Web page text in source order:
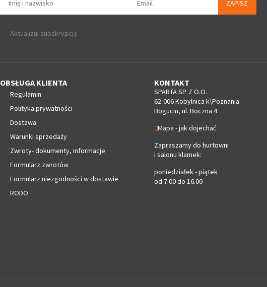
ZAPISZ
Aktualizuj subskrypcję
OBSŁUGA KLIENTA
Regulamin
Polityka prywatności
Dostawa
Warunki sprzedaży
Zwroty- dokumenty, informacje
Formularz zwrotów
Formularz niezgodności w dostawie
RODO
KONTAKT
SPARTA SP. Z O.O.
62-006 Kobylnica k\Poznania
Bogucin, ul. Boczna 4
Mapa - jak dojechać
Zapraszamy do hurtowni
i salonu klamek:
poniedziałek - piątek
od 7.00 do 16.00